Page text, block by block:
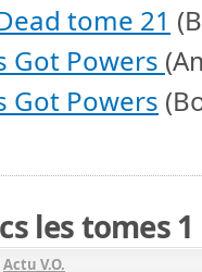
tome 21
Got Powers
Got Powers
les tomes
Actu V.O.